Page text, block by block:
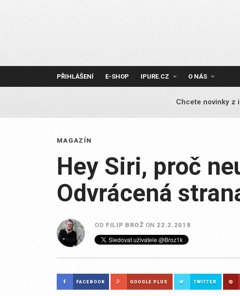
PŘIHLÁŠENÍ E-SHOP IPURE.CZ O NÁS
Chcete novinky z
MAGAZÍN
Hey Siri, proč
Odvrácená
OD FILIP BROŽ ON 22.2.2018
FACEBOOK GOOGLE PLUS TWITTER